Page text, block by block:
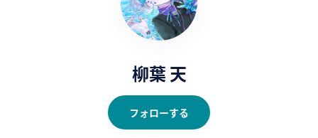
柳葉 天
フォローする